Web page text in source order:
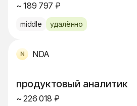
~ 189 797 ₽
middle удалённо
NDA
продуктовый аналитик
~ 226 018 ₽